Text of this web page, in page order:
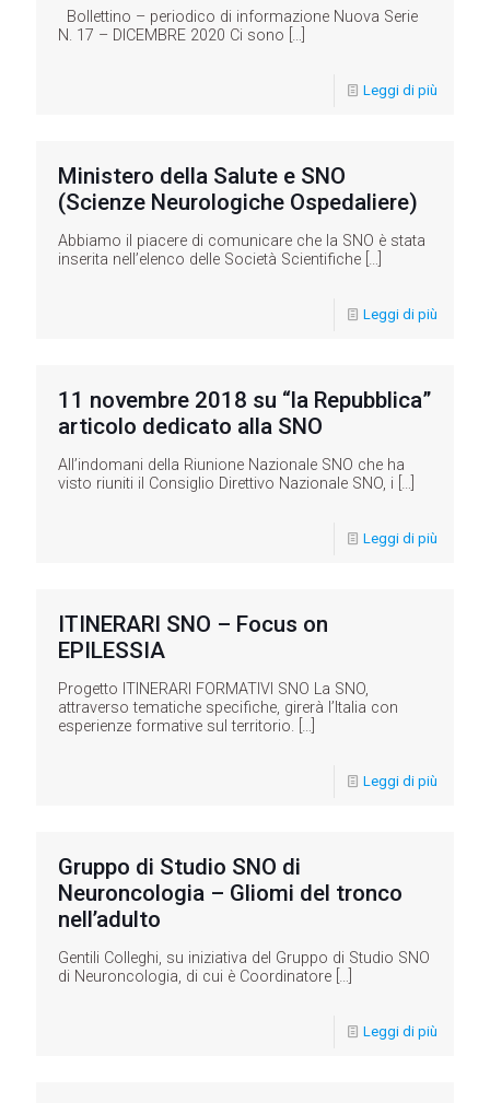
Bollettino – periodico di informazione Nuova Serie
N. 17 – DICEMBRE 2020 Ci sono […]
Leggi di più
Ministero della Salute e SNO
(Scienze Neurologiche Ospedaliere)
Abbiamo il piacere di comunicare che la SNO è stata
inserita nell’elenco delle Società Scientifiche […]
Leggi di più
11 novembre 2018 su “la Repubblica”
articolo dedicato alla SNO
All’indomani della Riunione Nazionale SNO che ha
visto riuniti il Consiglio Direttivo Nazionale SNO, i […]
Leggi di più
ITINERARI SNO – Focus on
EPILESSIA
Progetto ITINERARI FORMATIVI SNO La SNO,
attraverso tematiche specifiche, girerà l’Italia con
esperienze formative sul territorio. […]
Leggi di più
Gruppo di Studio SNO di
Neuroncologia – Gliomi del tronco
nell’adulto
Gentili Colleghi, su iniziativa del Gruppo di Studio SNO
di Neuroncologia, di cui è Coordinatore […]
Leggi di più